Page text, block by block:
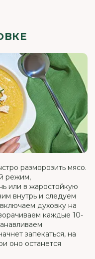
разморозить мясо.
режим,
или в жаростойкую
внутрь и следуем
духовку на
каждые 10-
запекаться, на
оно останется